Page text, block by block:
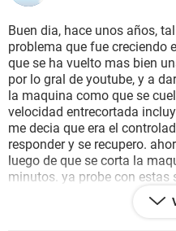
Buen dia, hace unos años,
problema que fue creciendo
que se ha vuelto mas bien
por lo gral de youtube, y a
la maquina como que se
velocidad entrecortada
me decia que era el
responder y se recupero.
luego de que se corta la
minutos. ya probe con estas
reisntalar driver controlador